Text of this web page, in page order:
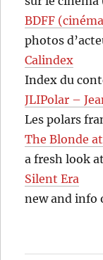
BDFF
photos
Calindex
Index du
JLIPolar –
Les polars
The Blonde
a fresh look
Silent Era
new and info